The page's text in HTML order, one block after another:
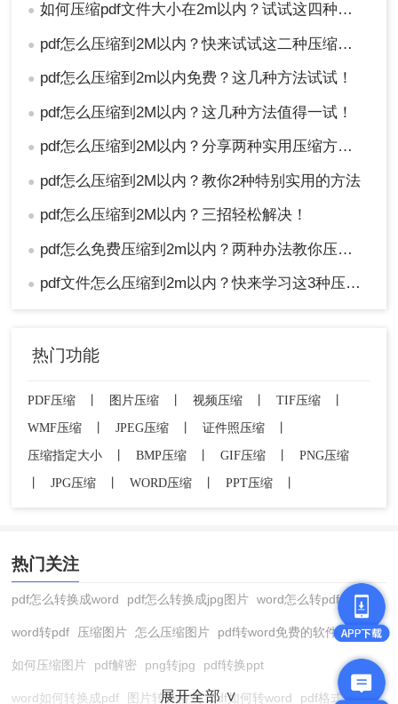
以上就是pdf怎么压缩到2M以内的方法介绍了，将
PDF文件压缩至2M以内需要选择合适的压缩方法和
工具。无论是使用专业的PDF压缩工具、在线服务
还是手动优化文件内容，都能在一定程度上减小
情况选择最适合的方法进行操作。
● 如何压缩pdf文件大小在2m以内？试试这四种压缩技巧！
● pdf怎么压缩到2M以内？快来试试这二种压缩方法！
● pdf怎么压缩到2m以内免费？这几种方法试试！
● pdf怎么压缩到2M以内？这几种方法值得一试！
● pdf怎么压缩到2M以内？分享两种实用压缩方法！
● pdf怎么压缩到2M以内？教你2种特别实用的方法
● pdf怎么压缩到2M以内？三招轻松解决！
● pdf怎么免费压缩到2m以内？两种办法教你压缩！
● pdf文件怎么压缩到2m以内？快来学习这3种压缩方法！
热门功能
PDF压缩 图片压缩 视频压缩 TIF压缩
WMF压缩
JPEG压缩 证件照压缩
压缩指定大小
BMP压缩 GIF压缩
PNG压缩
JPG压缩 WORD压缩 PPT压缩
热门关注
pdf怎么转换成word pdf怎么转换成jpg图片 word怎么转pdf
word转pdf 压缩图片 怎么压缩图片 pdf转word免费的软件
如何压缩图片 pdf解密 png转jpg pdf转换ppt
word如何转换成pdf 图片转换格式 pdf如何转word pdf格式转换
展开全部 ∨